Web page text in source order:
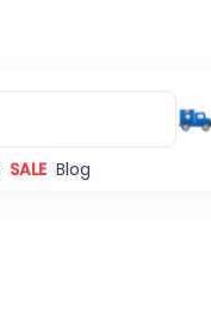
SALE Blog